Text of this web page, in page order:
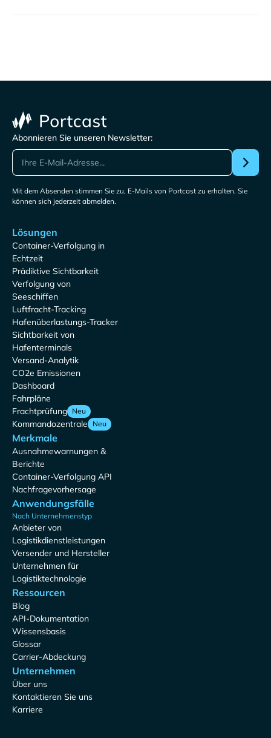
Abonnieren Sie unseren Newsletter:
Mit dem Absenden stimmen Sie zu, E-Mails von Portcast zu erhalten. Sie
können sich jederzeit abmelden.
Lösungen
Container-Verfolgung in
Echtzeit
Prädiktive Sichtbarkeit
Verfolgung von
Seeschiffen
Luftfracht-Tracking
Hafenüberlastungs-Tracker
Sichtbarkeit von
Hafenterminals
Versand-Analytik
CO2e Emissionen
Dashboard
Fahrpläne
Frachtprüfung Neu
Kommandozentrale Neu
Merkmale
Ausnahmewarnungen &
Berichte
Container-Verfolgung API
Nachfragevorhersage
Anwendungsfälle
Nach Unternehmenstyp
Anbieter von
Logistikdienstleistungen
Versender und Hersteller
Unternehmen für
Logistiktechnologie
Ressourcen
Blog
API-Dokumentation
Wissensbasis
Glossar
Carrier-Abdeckung
Unternehmen
Über uns
Kontaktieren Sie uns
Karriere